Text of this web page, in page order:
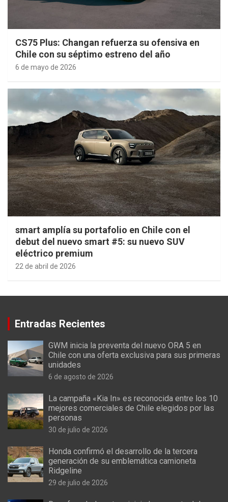
CS75 Plus: Changan refuerza su ofensiva en
Chile con su séptimo estreno del año
6 de mayo de 2026
smart amplía su portafolio en Chile con el
debut del nuevo smart #5: su nuevo SUV
eléctrico premium
22 de abril de 2026
Entradas Recientes
GWM inicia la preventa del nuevo ORA 5 en
Chile con una oferta exclusiva para sus primeras
unidades
6 de agosto de 2026
La campaña «Kia In» es reconocida entre los 10
mejores comerciales de Chile elegidos por las
personas
30 de julio de 2026
Honda confirmó el desarrollo de la tercera
generación de su emblemática camioneta
Ridgeline
29 de julio de 2026